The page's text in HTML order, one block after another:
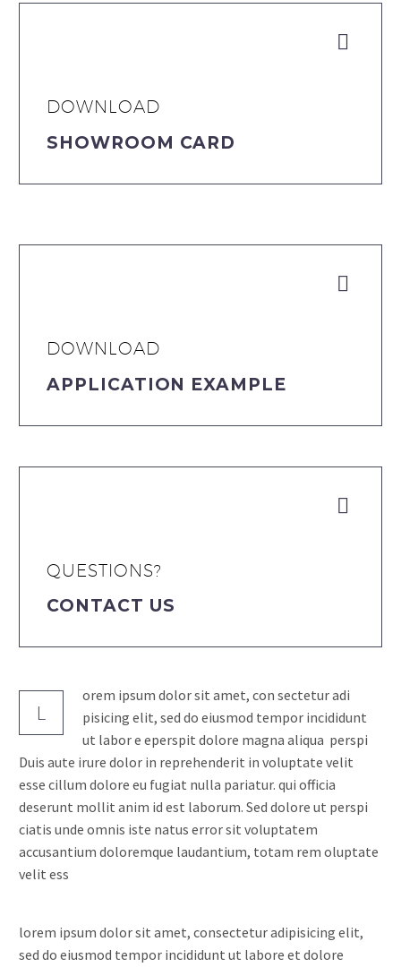


DOWNLOAD
SHOWROOM CARD


DOWNLOAD
APPLICATION EXAMPLE


QUESTIONS?
CONTACT US
L
orem ipsum dolor sit amet, con sectetur adi
pisicing elit, sed do eiusmod tempor incididunt
ut labor e eperspit dolore magna aliqua perspi
Duis aute irure dolor in reprehenderit in voluptate velit
esse cillum dolore eu fugiat nulla pariatur. qui officia
deserunt mollit anim id est laborum. Sed dolore ut perspi
ciatis unde omnis iste natus error sit voluptatem
accusantium doloremque laudantium, totam rem oluptate
velit ess
lorem ipsum dolor sit amet, consectetur adipisicing elit,
sed do eiusmod tempor incididunt ut labore et dolore